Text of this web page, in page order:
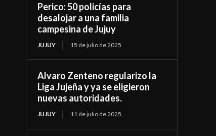
Perico: 50 policías para
desalojar a una familia
campesina de Jujuy
JUJUY 15 de julio de 2025
Alvaro Zenteno regularizo la
Liga Jujeña y ya se eligieron
nuevas autoridades.
JUJUY 11 de julio de 2025